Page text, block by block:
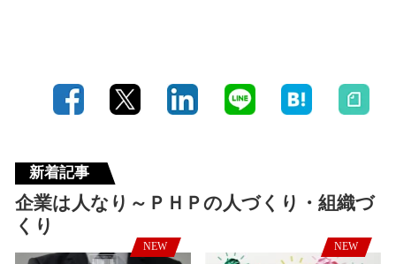
新着記事
企業は人なり～ＰＨＰの人づくり・組織づ
くり
NEW NEW